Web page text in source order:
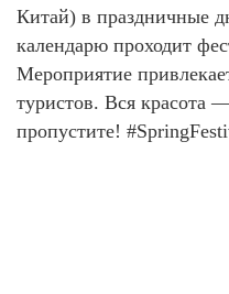
Китай) в праздничные
календарю проходит
Мероприятие
туристов. Вся
пропустите!